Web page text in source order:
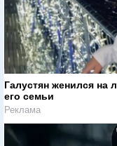
Галустян женился на
его семьи
Реклама